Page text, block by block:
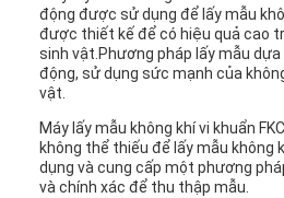
động được sử dụng để lấy mẫu
được thiết kế để có hiệu quả cao
sinh vật.Phương pháp lấy mẫu
động, sử dụng sức mạnh của
vật.
Máy lấy mẫu không khí vi khuẩn
không thể thiếu để lấy mẫu không
dụng và cung cấp một phương
và chính xác để thu thập mẫu.